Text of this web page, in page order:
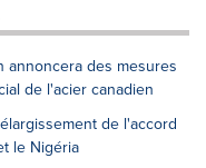
annoncera des mesures
de l'acier canadien
de l'accord
le Nigéria